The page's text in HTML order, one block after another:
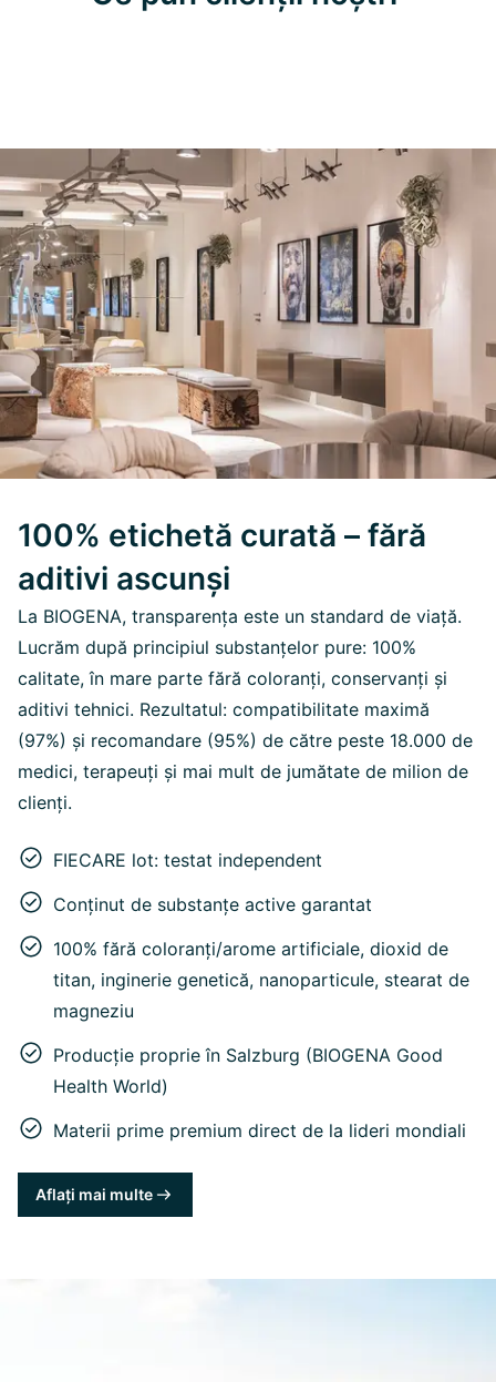
100% etichetă curată – fără
aditivi ascunși
La BIOGENA, transparența este un standard de viață.
Lucrăm după principiul substanțelor pure: 100%
calitate, în mare parte fără coloranți, conservanți și
aditivi tehnici. Rezultatul: compatibilitate maximă
(97%) și recomandare (95%) de către peste 18.000 de
medici, terapeuți și mai mult de jumătate de milion de
clienți.
FIECARE lot: testat independent
Conținut de substanțe active garantat
100% fără coloranți/arome artificiale, dioxid de
titan, inginerie genetică, nanoparticule, stearat de
magneziu
Producție proprie în Salzburg (BIOGENA Good
Health World)
Materii prime premium direct de la lideri mondiali
Aflați mai multe